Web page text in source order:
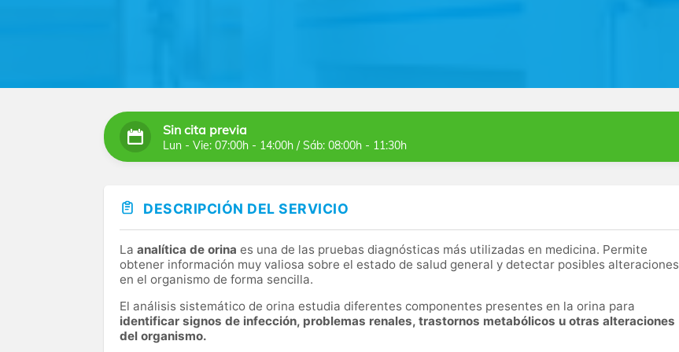
Sin cita previa
Lun - Vie: 07:00h - 14:00h / Sáb: 08:00h - 11:30h
DESCRIPCIÓN DEL SERVICIO
La analítica de orina es una de las pruebas diagnósticas más utilizadas en medicina. Permite
obtener información muy valiosa sobre el estado de salud general y detectar posibles alteraciones
en el organismo de forma sencilla.
El análisis sistemático de orina estudia diferentes componentes presentes en la orina para
identificar signos de infección, problemas renales, trastornos metabólicos u otras alteraciones
del organismo.